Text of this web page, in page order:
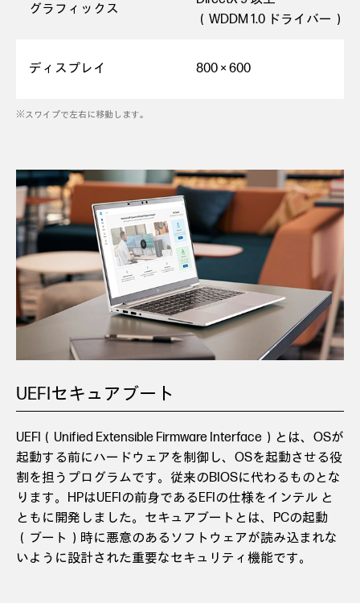
グラフィックス
（WDDM 1.0 ドライバー）
ディスプレイ 800 × 600
※スワイプで左右に移動します。
UEFIセキュアブート
UEFI（Unified Extensible Firmware Interface）とは、OSが
起動する前にハードウェアを制御し、OSを起動させる役
割を担うプログラムです。従来のBIOSに代わるものとな
ります。HPはUEFIの前身であるEFIの仕様をインテル と
ともに開発しました。セキュアブートとは、PCの起動
（ブート）時に悪意のあるソフトウェアが読み込まれな
いように設計された重要なセキュリティ機能です。